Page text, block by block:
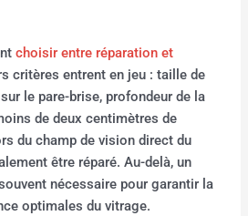
choisir entre réparation et
critères entrent en jeu : taille de
le pare-brise, profondeur de la
de deux centimètres de
du champ de vision direct du
être réparé. Au-delà, un
nécessaire pour garantir la
optimales du vitrage.